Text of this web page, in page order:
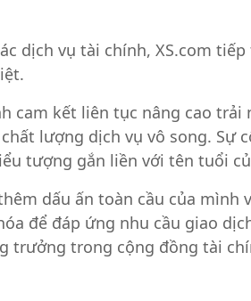
dịch vụ tài chính, XS.com
cam kết liên tục nâng cao trải
lượng dịch vụ vô song. Sự
tượng gắn liền với tên tuổi
dấu ấn toàn cầu của mình
để đáp ứng nhu cầu giao
trong cộng đồng tài